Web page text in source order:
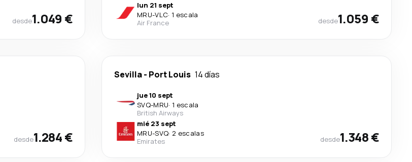
desde1.049 €
lun 21 sept
MRU-VLC· 1 escala
Air France
desde1.059 €
desde1.284 €
Sevilla- Port Louis 14 días
jue 10 sept
SVQ-MRU· 1 escala
British Airways
mié 23 sept
MRU-SVQ· 2 escalas
Emirates
desde1.348 €